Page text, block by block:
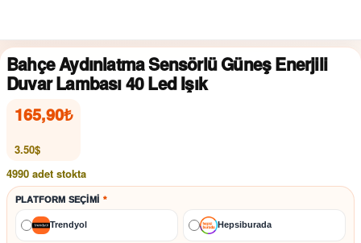
Bahçe Aydınlatma Sensörlü Güneş Enerjili
Duvar Lambası 40 Led Işık
165,90₺
3.50$
4990 adet stokta
PLATFORM SEÇIMI *
Trendyol Hepsiburada